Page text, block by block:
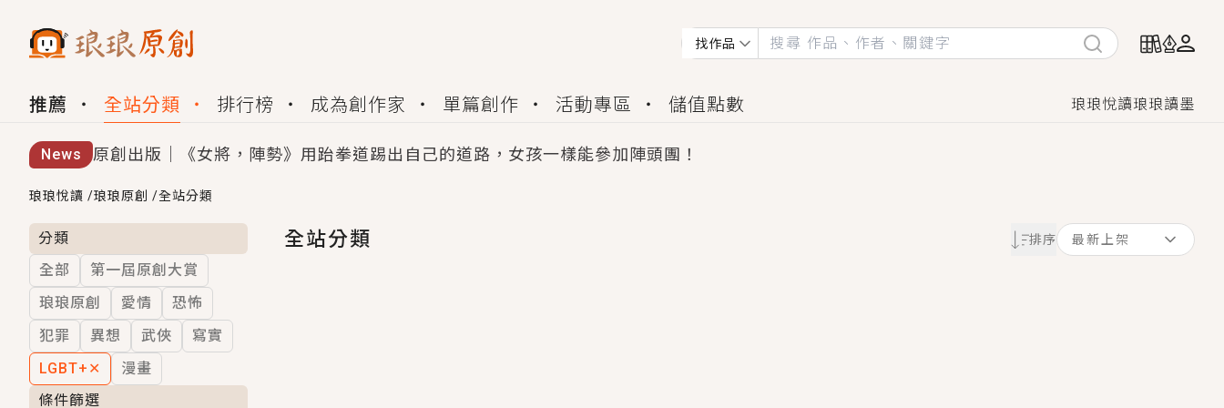
找作品
推薦 全站分類 排行榜 成為創作家 單篇創作 活動專區 儲值點數 琅琅悅讀琅琅讀墨
News 原創出版｜《女將，陣勢》用跆拳道踢出自己的道路，女孩一樣能參加陣頭團！
創,作家招募｜華文小說創作首選！有機會獲得豐富廣宣資源、專屬服務與獨享福利！
小編心動書單｜《離婚你提的，二婚嫁大佬，你哭什麼？》追妻火葬場！前夫失憶移情別戀，她頭也不回找新歡，他居然還後悔了？
GL｜《夏日與檸檬與重疊世界》炎熱的夏日、檸檬的香氣、互相愛慕的兩位少女，今夏最推純愛GL漫畫！
BL｜《費洛蒙中毒》救命！特殊費洛蒙體質世界觀，無法抗拒的吸引力，已中毒Σ>―(〃°ω°〃)♡→
OMG你嚇到我了｜《陰陽鬼店》上班族買了房子模型，但現實中買下的竟是屬於他的停屍櫃？！
言情｜《國語推行員》每個人心中都有一個連自己也無法改變的永恆， 他的一生將不由自主追逐著她……
琅琅悅讀 /琅琅原創 /全站分類
分類
全部
第一屆原創大賞
琅琅原創
愛情
恐怖
犯罪
異想 武俠
寫實
LGBT+ ✕
漫畫
條件篩選
全站分類 排序 最新上架